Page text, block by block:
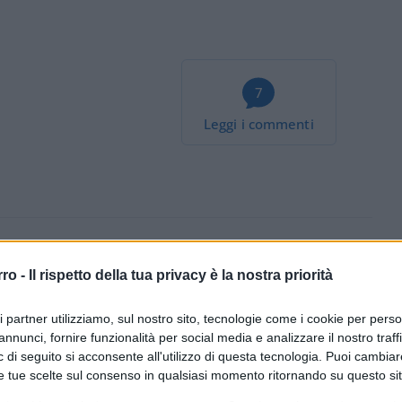
- Il rispetto della tua privacy è la nostra priorità
partner utilizziamo, sul nostro sito, tecnologie come i cookie per
fornire funzionalità per social media e analizzare il nostro
di seguito si acconsente all'utilizzo di questa tecnologia. Puoi
tue scelte sul consenso in qualsiasi momento ritornando su questo
7
Leggi i commenti
1.3kVisualizzazioni 0commenti